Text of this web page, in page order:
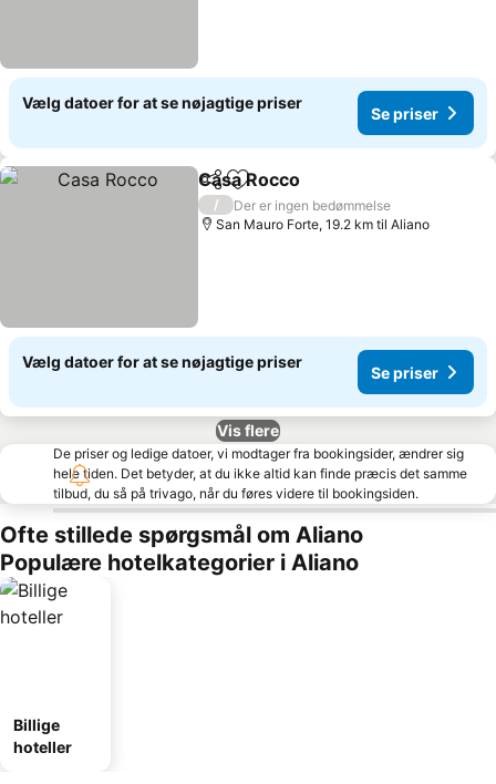
Vælg datoer for at se nøjagtige priser
Se priser
Del Føj til favoritter
Casa Rocco
/
Der er ingen bedømmelse
San Mauro Forte, 19.2 km til Aliano
Vælg datoer for at se nøjagtige priser
Se priser
Vis flere
De priser og ledige datoer, vi modtager fra bookingsider, ændrer sig
hele tiden. Det betyder, at du ikke altid kan finde præcis det samme
tilbud, du så på trivago, når du føres videre til bookingsiden.
Ofte stillede spørgsmål om Aliano
Populære hotelkategorier i Aliano
Billige
hoteller